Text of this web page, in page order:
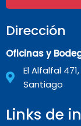
Dirección
Oficinas y
El Alfalfal
Santiago
Links de